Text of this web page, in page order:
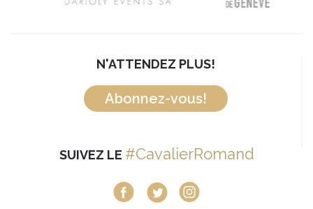
N'ATTENDEZ PLUS!
Abonnez-vous!
SUIVEZ LE #CavalierRomand